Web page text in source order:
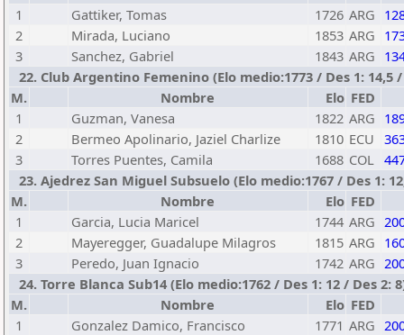
1
Gattiker, Tomas 1726 ARG
2
Mirada, Luciano 1853 ARG
3
Sanchez, Gabriel 1843 ARG
22. Club Argentino Femenino (Elo medio:1773 / Des 1: 14,5 /
M.
Nombre Elo FED
1
Guzman, Vanesa 1822 ARG
2
Bermeo Apolinario, Jaziel Charlize 1810 ECU
3
Torres Puentes, Camila 1688 COL
23. Ajedrez San Miguel Subsuelo (Elo medio:1767 / Des 1:
M.
Nombre Elo FED
1
Garcia, Lucia Maricel 1744 ARG
2
Mayeregger, Guadalupe Milagros 1815 ARG
3
Peredo, Juan Ignacio 1742 ARG
24. Torre Blanca Sub14 (Elo medio:1762 / Des 1: 12 / Des 2:
M.
Nombre Elo FED
1
Gonzalez Damico, Francisco 1771 ARG